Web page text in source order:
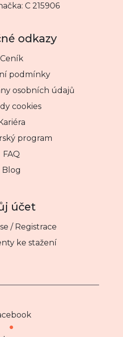
C 215906
odkazy
Ceník
podmínky
osobních údajů
cookies
program
FAQ
Blog
účet
/ Registrace
ke stažení
●